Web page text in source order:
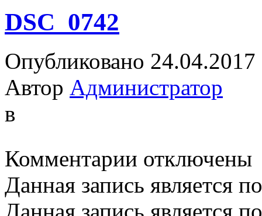
DSC_0742
Опубликовано 24.04.2017
Автор Администратор
в
Комментарии записи
отключены
Данная запись является
Данная запись является